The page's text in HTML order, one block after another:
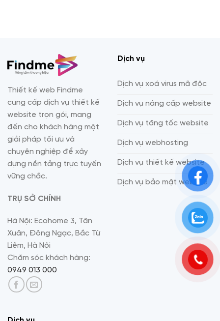
Thiết kế web Findme
cung cấp dịch vụ thiết kế
website trọn gói, mang
đến cho khách hàng một
giải pháp tối ưu và
chuyên nghiệp để xây
dựng nền tảng trực tuyến
vững chắc.
TRỤ SỞ CHÍNH
Hà Nội: Ecohome 3, Tân
Xuân, Đông Ngạc, Bắc Từ
Liêm, Hà Nội
Chăm sóc khách hàng:
0949 013 000
Dịch vụ
Dịch vụ xoá virus mã độc
Dịch vụ nâng cấp website
Dịch vụ tăng tốc website
Dịch vụ webhosting
Dịch vụ thiết kế website
Dịch vụ bảo mật website